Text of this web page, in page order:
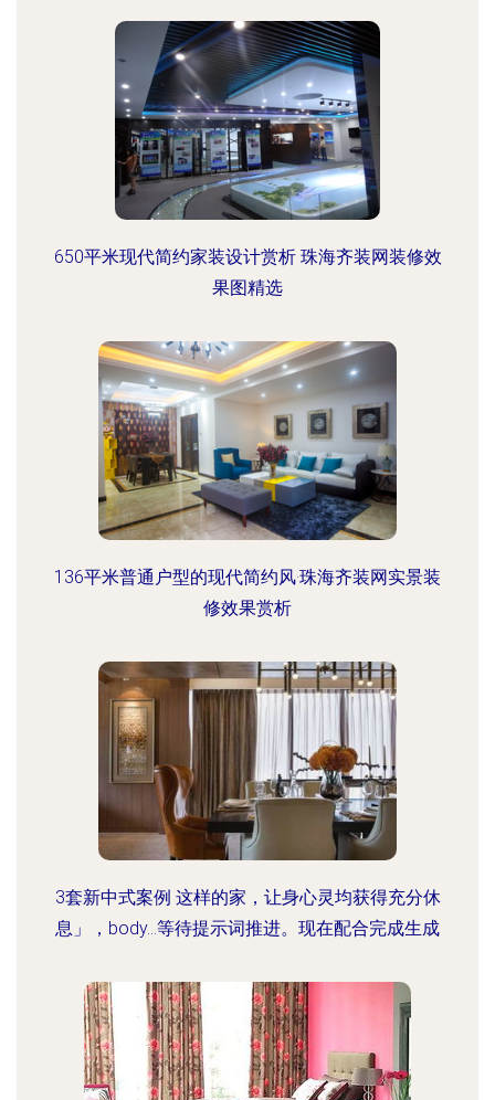
650平米现代简约家装设计赏析 珠海齐装网装修效
果图精选
136平米普通户型的现代简约风·珠海齐装网实景装
修效果赏析
3套新中式案例 这样的家，让身心灵均获得充分休
息」，body…等待提示词推进。现在配合完成生成